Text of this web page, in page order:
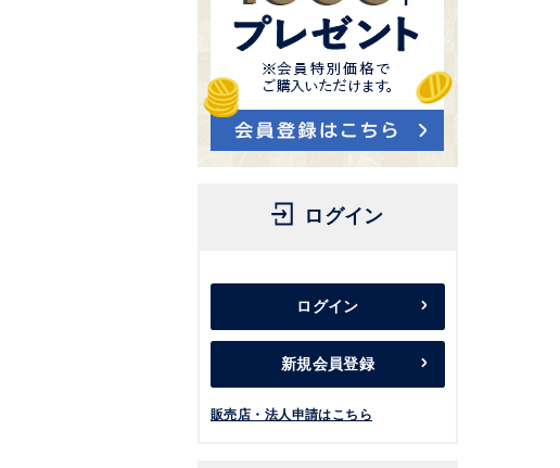
ログイン
ログイン
新規会員登録
販売店・法人申請はこちら